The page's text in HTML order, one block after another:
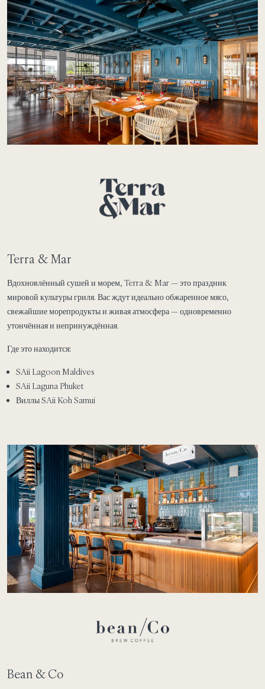
Terra & Mar
Вдохновлённый сушей и морем, Terra & Mar — это праздник
мировой культуры гриля. Вас ждут идеально обжаренное мясо,
свежайшие морепродукты и живая атмосфера — одновременно
утончённая и непринуждённая.
Где это находится:
SAii Lagoon Maldives
SAii Laguna Phuket
Виллы SAii Koh Samui
Bean & Co